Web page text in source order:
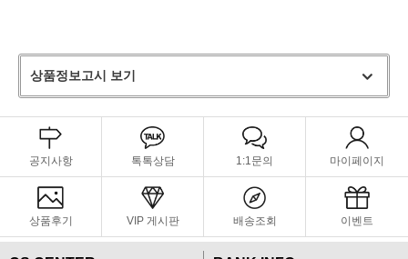
상품정보고시 보기
공지사항 톡톡상담 1:1문의 마이페이지
상품후기 VIP 게시판 배송조회 이벤트